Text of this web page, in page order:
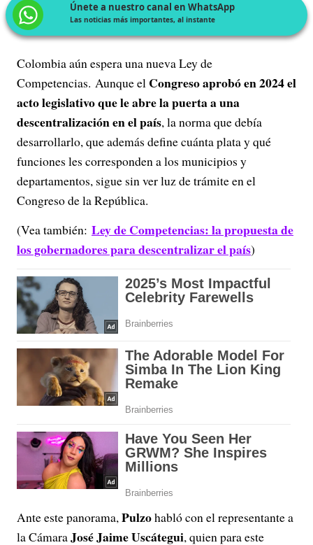
Únete a nuestro canal en WhatsApp
Las noticias más importantes, al instante
Colombia aún espera una nueva Ley de
Competencias. Aunque el Congreso aprobó en 2024 el
acto legislativo que le abre la puerta a una
descentralización en el país, la norma que debía
desarrollarlo, que además define cuánta plata y qué
funciones les corresponden a los municipios y
departamentos, sigue sin ver luz de trámite en el
Congreso de la República.
(Vea también: Ley de Competencias: la propuesta de
los gobernadores para descentralizar el país)
Ante este panorama,Pulzohabló con el representante a
la CámaraJosé Jaime Uscátegui, quien para este